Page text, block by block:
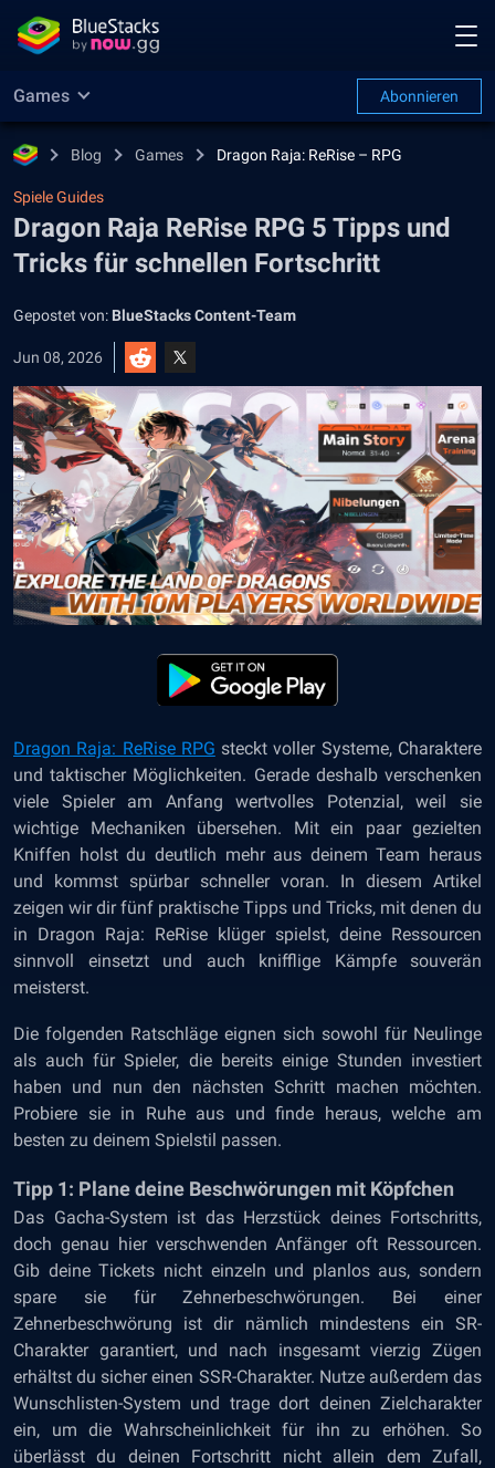
Games Abonnieren
Blog Games Dragon Raja: ReRise – RPG
Spiele Guides
Dragon Raja ReRise RPG 5 Tipps und
Tricks für schnellen Fortschritt
Gepostet von: BlueStacks Content-Team
Jun 08, 2026
Dragon Raja: ReRise RPG steckt voller Systeme, Charaktere
und taktischer Möglichkeiten. Gerade deshalb verschenken
viele Spieler am Anfang wertvolles Potenzial, weil sie
wichtige Mechaniken übersehen. Mit ein paar gezielten
Kniffen holst du deutlich mehr aus deinem Team heraus
und kommst spürbar schneller voran. In diesem Artikel
zeigen wir dir fünf praktische Tipps und Tricks, mit denen du
in Dragon Raja: ReRise klüger spielst, deine Ressourcen
sinnvoll einsetzt und auch knifflige Kämpfe souverän
meisterst.
Die folgenden Ratschläge eignen sich sowohl für Neulinge
als auch für Spieler, die bereits einige Stunden investiert
haben und nun den nächsten Schritt machen möchten.
Probiere sie in Ruhe aus und finde heraus, welche am
besten zu deinem Spielstil passen.
Tipp 1: Plane deine Beschwörungen mit Köpfchen
Das Gacha-System ist das Herzstück deines Fortschritts,
doch genau hier verschwenden Anfänger oft Ressourcen.
Gib deine Tickets nicht einzeln und planlos aus, sondern
spare sie für Zehnerbeschwörungen. Bei einer
Zehnerbeschwörung ist dir nämlich mindestens ein SR-
Charakter garantiert, und nach insgesamt vierzig Zügen
erhältst du sicher einen SSR-Charakter. Nutze außerdem das
Wunschlisten-System und trage dort deinen Zielcharakter
ein, um die Wahrscheinlichkeit für ihn zu erhöhen. So
überlässt du deinen Fortschritt nicht allein dem Zufall,